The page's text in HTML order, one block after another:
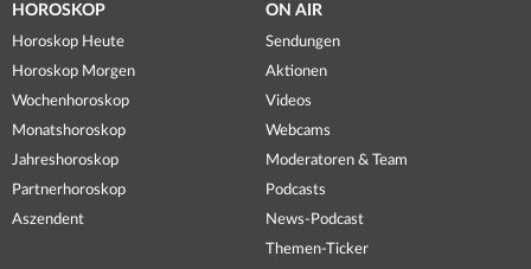
HOROSKOP
Horoskop Heute
Horoskop Morgen
Wochenhoroskop
Monatshoroskop
Jahreshoroskop
Partnerhoroskop
Aszendent
ON AIR
Sendungen
Aktionen
Videos
Webcams
Moderatoren & Team
Podcasts
News-Podcast
Themen-Ticker